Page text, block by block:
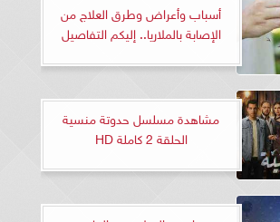
أسباب وأعراض وطرق العلاج من
الإصابة بالملاريا.. إليكم التفاصيل
مشاهدة مسلسل حدوتة منسية
الحلقة 2 كاملة HD